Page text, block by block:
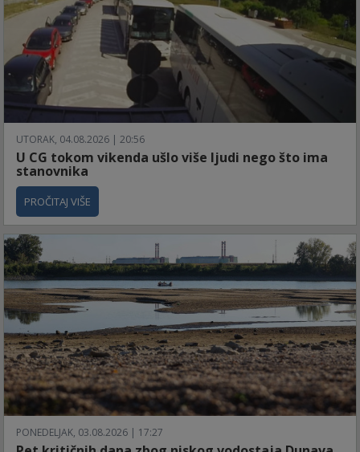
UTORAK, 04.08.2026 | 20:56
U CG tokom vikenda ušlo više ljudi nego što ima
stanovnika
PROČITAJ VIŠE
PONEDELJAK, 03.08.2026 | 17:27